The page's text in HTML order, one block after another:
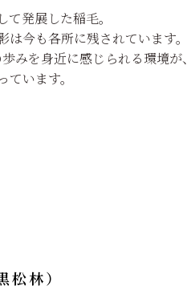
発展した稲毛。
今も各所に残されています。
みを身近に感じられる環境が、
います。
松林）